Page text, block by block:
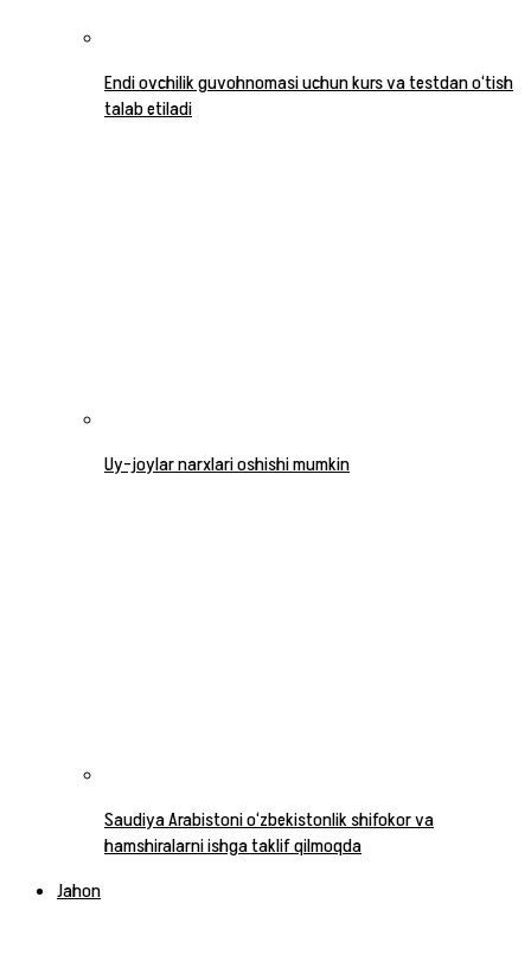
Endi ovchilik guvohnomasi uchun kurs va testdan o‘tish
talab etiladi
Uy-joylar narxlari oshishi mumkin
Saudiya Arabistoni o‘zbekistonlik shifokor va
hamshiralarni ishga taklif qilmoqda
Jahon